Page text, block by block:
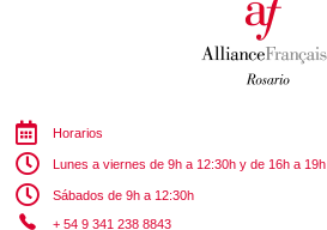
Horarios
Lunes a viernes de 9h a 12:30h y de 16h a 19h
Sábados de 9h a 12:30h
+ 54 9 341 238 8843